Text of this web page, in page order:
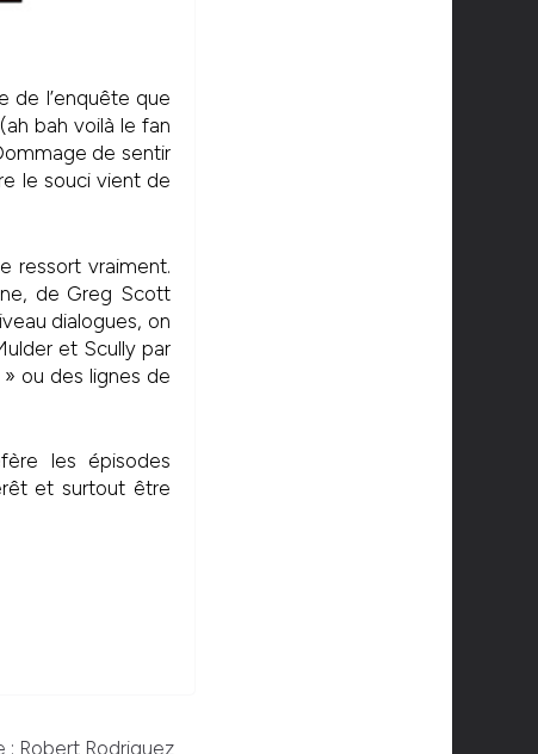
de l’enquête que
bah voilà le fan
de sentir
le souci vient de
ressort vraiment.
de Greg Scott
dialogues, on
et Scully par
ou des lignes de
les épisodes
et surtout être
: Robert Rodriguez